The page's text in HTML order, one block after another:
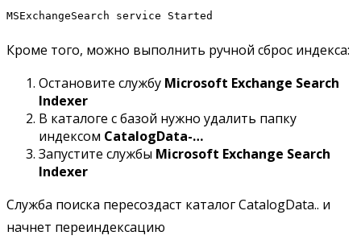
MSExchangeSearch service Started
Кроме того, можно выполнить ручной сброс индекса:
Остановите службу Microsoft Exchange Search
Indexer
В каталоге с базой нужно удалить папку
индексом CatalogData-…
Запустите службы Microsoft Exchange Search
Indexer
Служба поиска пересоздаст каталог CatalogData.. и
начнет переиндексацию